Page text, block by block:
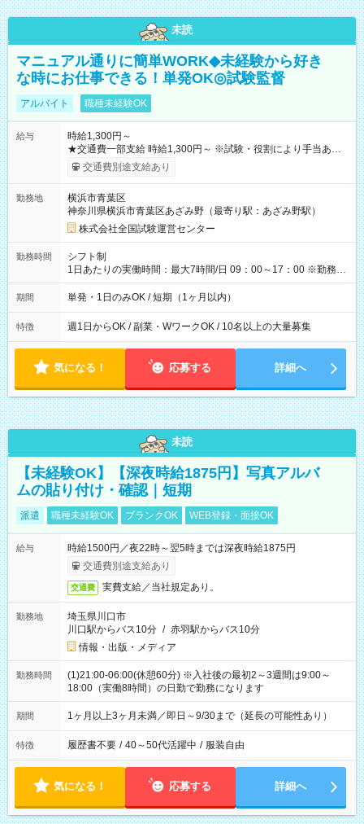
未読
マニュアル通りに簡単WORK◆未経験から好き
な時にお仕事できる！単発OK◎試験監督
アルバイト 職種未経験OK
給与
時給1,300円～
★交通費一部支給 時給1,300円～ ※試験・役割により手当あり
※勤務回数により昇給あり 【即給（前払い）オプションあ
り！】 希望される場合、勤務から1週間ほどで給与の一部を受け
例】 ・河合塾模擬試験 8:30～17:30（休憩1時間） 時給1,300円
×8時間＝日収10,400円＋交通費 ※当日の役割により時給＋100
円の場合あり ・国家試験 7:00～13:30（休憩なし） 時給1,300
円（役割手当＋100円）×6時間＝日収8,400円＋交通費 【試用期
間】試用期間なし
交通費別途支給あり
勤務地
横浜市青葉区
神奈川県横浜市青葉区あざみ野（最寄り駅：あざみ野駅）
株式会社全国試験運営センター
勤務時間
シフト制
1日あたりの実働時間：最大7時間/日 09：00～17：00 ※勤務時
間は 試験により異なります。
期間 単発・1日のみOK / 短期（1ヶ月以内）
特徴 週1日からOK / 副業・WワークOK / 10名以上の大量募集
気になる！ 応募する 詳細へ
未読
【未経験OK】【深夜時給1875円】写真アルバ
ムの貼り付け・確認｜短期
派遣 職種未経験OK ブランクOK WEB登録・面接OK
給与
時給1500円／夜22時～翌5時までは深夜時給1875円
交通費別途支給あり
交通費 実費支給／当社規定あり。
勤務地
埼玉県川口市
川口駅からバス10分 / 赤羽駅からバス10分
情報・出版・メディア
勤務時間
(1)21:00-06:00(休憩60分) ※入社後の最初2～3週間は9:00～
18:00（実働8時間）の日勤で勤務になります
期間 1ヶ月以上3ヶ月未満／即日～9/30まで（延長の可能性あり）
特徴 履歴書不要 / 40～50代活躍中 / 服装自由
気になる！ 応募する 詳細へ